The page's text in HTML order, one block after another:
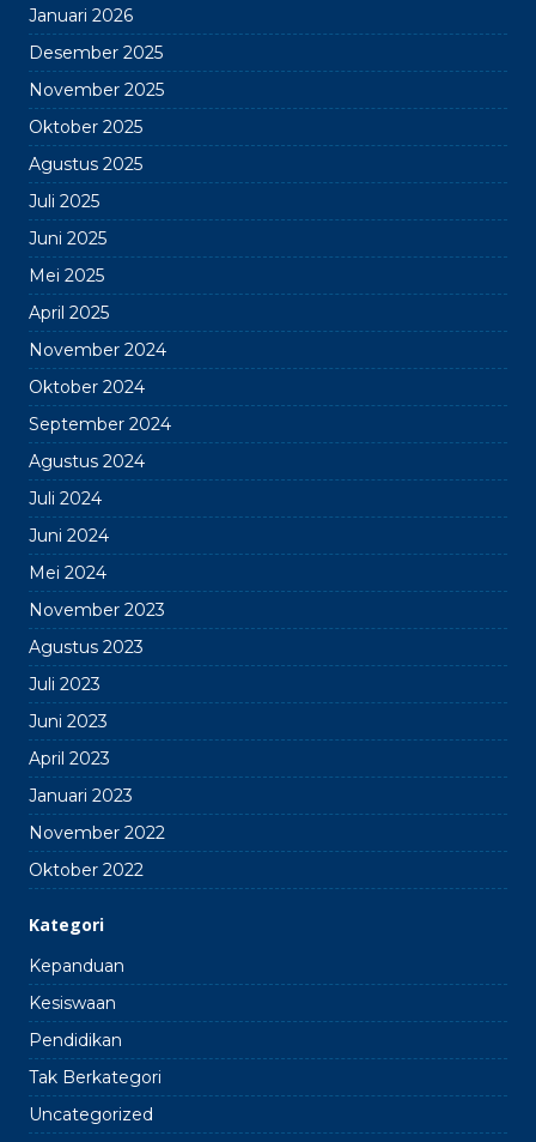
Januari 2026
Desember 2025
November 2025
Oktober 2025
Agustus 2025
Juli 2025
Juni 2025
Mei 2025
April 2025
November 2024
Oktober 2024
September 2024
Agustus 2024
Juli 2024
Juni 2024
Mei 2024
November 2023
Agustus 2023
Juli 2023
Juni 2023
April 2023
Januari 2023
November 2022
Oktober 2022
Kategori
Kepanduan
Kesiswaan
Pendidikan
Tak Berkategori
Uncategorized